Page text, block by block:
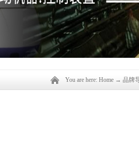
You are here: Home → 品牌